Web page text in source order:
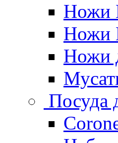
Ножи
Ножи
Ножи
Посуда